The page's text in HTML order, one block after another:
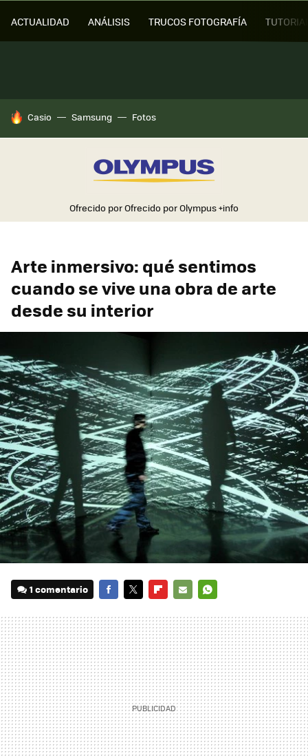
ACTUALIDAD ANÁLISIS TRUCOS FOTOGRAFÍA
HOY SE HABLA DE
Casio Samsung Fotos
Ofrecido por Ofrecido por Olympus+info
Arte inmersivo: qué sentimos
cuando se vive una obra de arte
desde su interior
1 comentario
MAIL